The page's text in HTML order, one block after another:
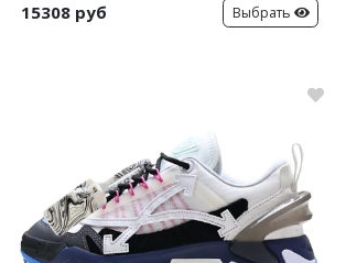
15308 руб
Выбрать